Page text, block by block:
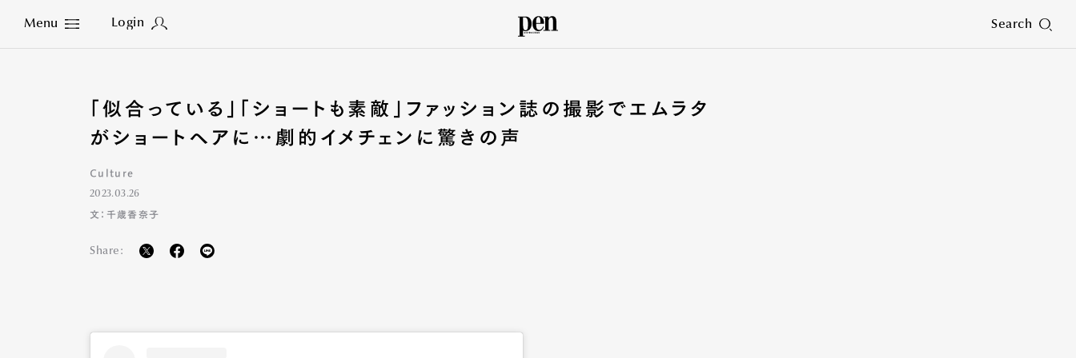
Menu Login Search
Close
「似合っている」「ショートも素敵」ファッション誌の撮影でエムラタ
がショートヘアに…劇的イメチェンに驚きの声
Culture
2023.03.26
文：千歳香奈子
Share: